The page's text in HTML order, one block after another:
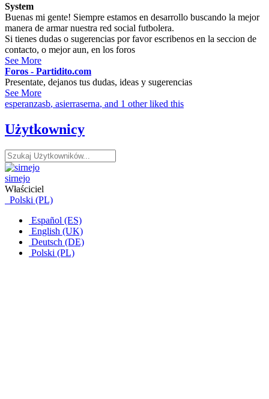
System
Buenas mi gente! Siempre estamos en desarrollo buscando la mejor
manera de armar nuestra red social futbolera.
Si tienes dudas o sugerencias por favor escribenos en la seccion de
contacto, o mejor aun, en los foros
See More
Foros - Partidito.com
Presentate, dejanos tus dudas, ideas y sugerencias
See More
esperanzasb, asierraserna, and 1 other liked this
Użytkownicy
sirnejo
Właściciel
Polski (PL)
Español (ES)
English (UK)
Deutsch (DE)
Polski (PL)